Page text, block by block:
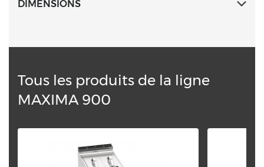
DIMENSIONS
Tous les produits de la ligne
MAXIMA 900